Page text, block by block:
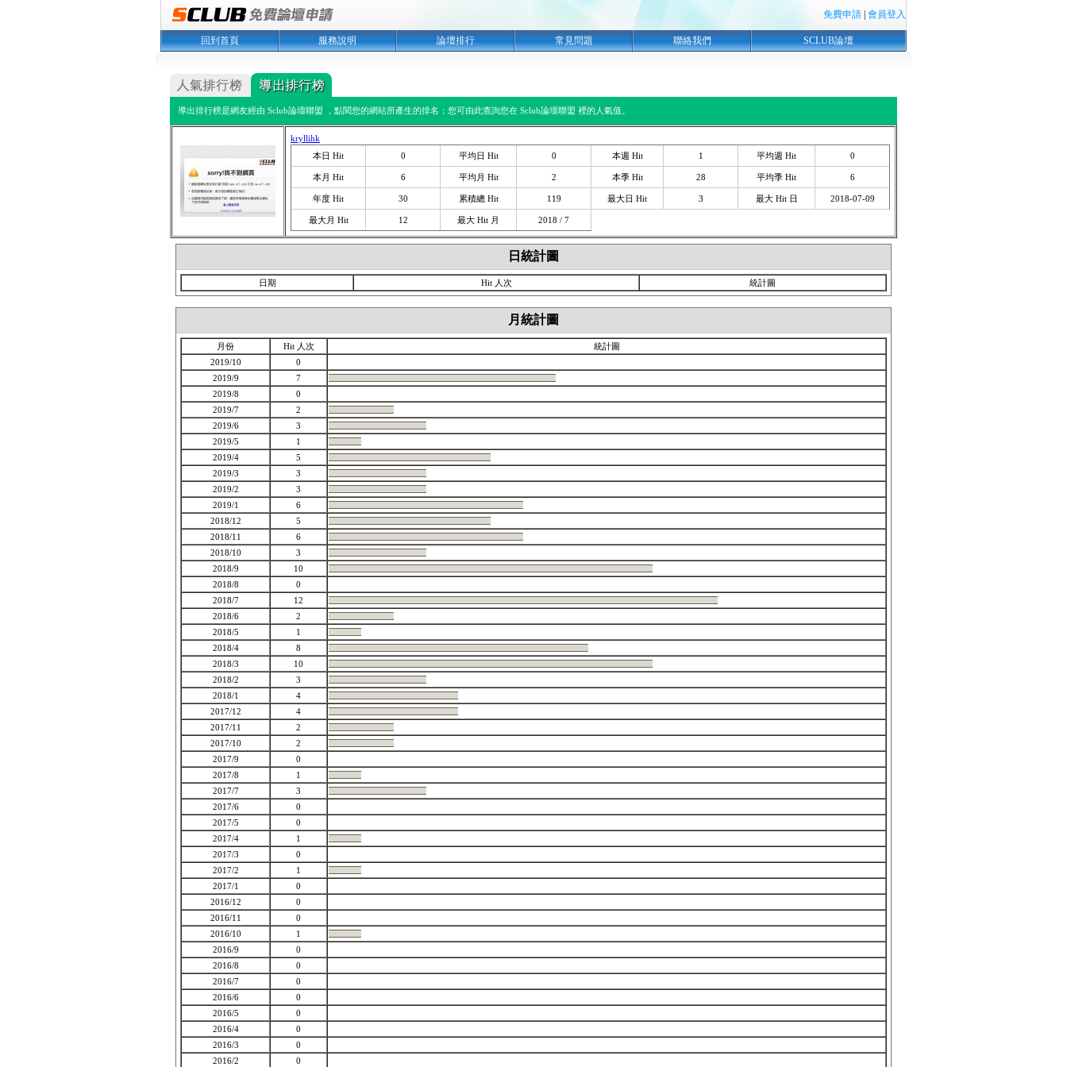
免費申請 會員登入
回到首頁 服務說明 論壇排行 常見問題 聯絡我們 SCLUB論壇
導出排行榜是網友經由 Sclub論壇聯盟 ，點閱您的網站所產生的排名；您可由此查詢您在 Sclub論壇聯盟 裡的人氣值。
kryllihk
本日 Hit
0 平均日 Hit 0 本週 Hit 1 平均週 Hit 0
本月 Hit 6 平均月 Hit 2 本季 Hit 28 平均季 Hit 6
年度 Hit 30 累積總 Hit 119 最大日 Hit 3 最大 Hit 日 2018-07-09
最大月 Hit 12 最大 Hit 月 2018 / 7
日統計圖
日期 Hit 人次 統計圖
月統計圖
月份 Hit 人次
統計圖
2019/10
0
2019/9
7
2019/8
0
2019/7
2
2019/6
3
2019/5
1
2019/4
5
2019/3
3
2019/2
3
2019/1
6
2018/12
5
2018/11
6
2018/10
3
2018/9
10
2018/8
0
2018/7
12
2018/6
2
2018/5
1
2018/4
8
2018/3
10
2018/2
3
2018/1
4
2017/12
4
2017/11
2
2017/10
2
2017/9
0
2017/8
1
2017/7
3
2017/6
0
2017/5
0
2017/4
1
2017/3
0
2017/2
1
2017/1
0
2016/12
0
2016/11
0
2016/10
1
2016/9
0
2016/8
0
2016/7
0
2016/6
0
2016/5
0
2016/4
0
2016/3
0
2016/2
0